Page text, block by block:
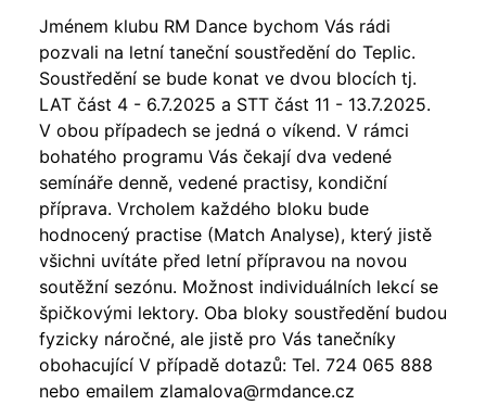
Jménem klubu RM Dance bychom Vás rádi
pozvali na letní taneční soustředění do Teplic.
Soustředění se bude konat ve dvou blocích tj.
LAT část 4 - 6.7.2025 a STT část 11 - 13.7.2025.
V obou případech se jedná o víkend. V rámci
bohatého programu Vás čekají dva vedené
semínáře denně, vedené practisy, kondiční
příprava. Vrcholem každého bloku bude
hodnocený practise (Match Analyse), který jistě
všichni uvítáte před letní přípravou na novou
soutěžní sezónu. Možnost individuálních lekcí se
špičkovými lektory. Oba bloky soustředění budou
fyzicky náročné, ale jistě pro Vás tanečníky
obohacující V případě dotazů: Tel. 724 065 888
nebo emailem zlamalova@rmdance.cz